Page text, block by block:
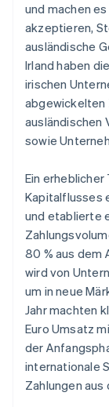
und machen
akzeptieren,
ausländische
Irland haben
irischen
abgewickelten
ausländischen
sowie
Ein
Kapitalflusses
und etablierte
80 % aus dem
wird von
um in neue
Jahr machten
Euro Umsatz
der
internationale
Zahlungen aus
Australien
English
Brasilien
Português
Bulgarien
English
Dänemark
English
Deutsch
Estland
English
简体中文
Finnland
English